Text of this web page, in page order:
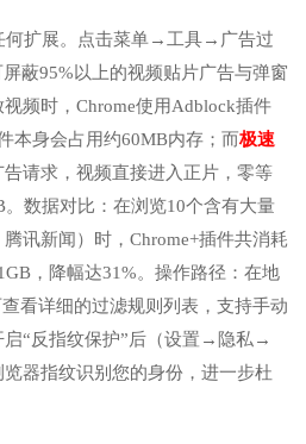
何扩展。点击菜单→工具→广告过
蔽95%以上的视频贴片广告与弹窗
频时，Chrome使用Adblock插件
本身会占用约60MB内存；而极速
请求，视频直接进入正片，零等
数据对比：在浏览10个含有大量
讯新闻）时，Chrome+插件共消耗
，降幅达31%。操作路径：在地
看详细的过滤规则列表，支持手动
启“反指纹保护”后（设置→隐私→
器指纹识别您的身份，进一步杜